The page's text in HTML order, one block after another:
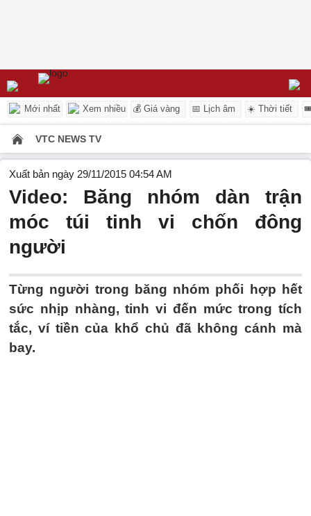
Mới nhất Xem nhiều 💰 Giá vàng 📅 Lịch âm ☀️ Thời tiết
VTC NEWS TV
Xuất bản ngày 29/11/2015 04:54 AM
Video: Băng nhóm dàn trận
móc túi tinh vi chốn đông
người
Từng người trong băng nhóm phối hợp hết
sức nhịp nhàng, tinh vi đến mức trong tích
tắc, ví tiền của khổ chủ đã không cánh mà
bay.